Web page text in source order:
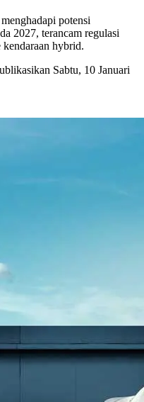
potensi
2027, terancam regulasi
hybrid.
Sabtu, 10 Januari